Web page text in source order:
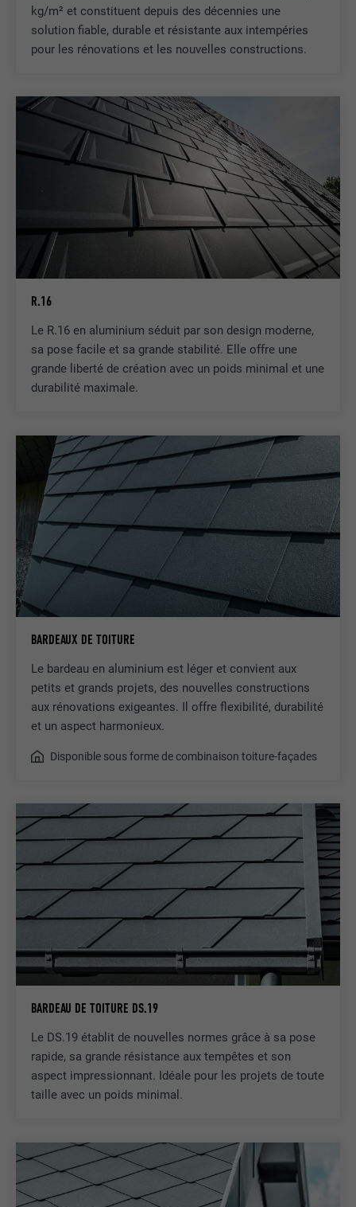
kg/m² et constituent depuis des décennies une
solution fiable, durable et résistante aux intempéries
pour les rénovations et les nouvelles constructions.
R.16
Le R.16 en aluminium séduit par son design moderne,
sa pose facile et sa grande stabilité. Elle offre une
grande liberté de création avec un poids minimal et une
durabilité maximale.
BARDEAUX DE TOITURE
Le bardeau en aluminium est léger et convient aux
petits et grands projets, des nouvelles constructions
aux rénovations exigeantes. Il offre flexibilité, durabilité
et un aspect harmonieux.
Disponible sous forme de combinaison toiture-façades
BARDEAU DE TOITURE DS.19
Le DS.19 établit de nouvelles normes grâce à sa pose
rapide, sa grande résistance aux tempêtes et son
aspect impressionnant. Idéale pour les projets de toute
taille avec un poids minimal.